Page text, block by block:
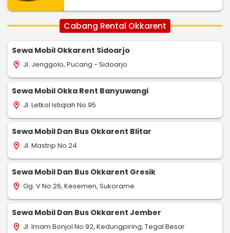
Cabang Rental Okkarent
Sewa Mobil Okkarent Sidoarjo
location_on Jl. Jenggolo, Pucang - Sidoarjo
Sewa Mobil Okka Rent Banyuwangi
location_on Jl. Letkol Istiqlah No.95
Sewa Mobil Dan Bus Okkarent Blitar
location_on Jl. Mastrip No.24
Sewa Mobil Dan Bus Okkarent Gresik
location_on Gg. V No.26, Kesemen, Sukorame
Sewa Mobil Dan Bus Okkarent Jember
location_on Jl. Imam Bonjol No.92, Kedungpiring, Tegal Besar